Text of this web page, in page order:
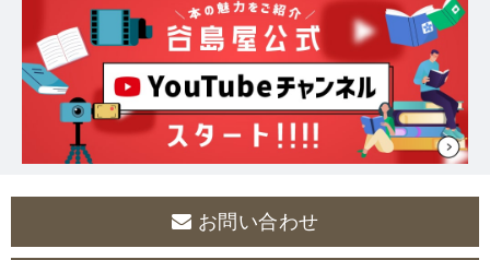
お問い合わせ